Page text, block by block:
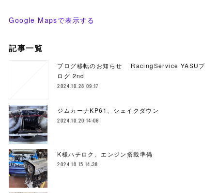
Google Mapsで表示する
記事一覧
ブログ移転のお知らせ RacingService YASUブ
ログ 2nd
2024.10.28 09:17
ジムカーナKP61、シェイクダウン
2024.10.20 14:06
K様ハチロク、エンジン搭載準備
2024.10.15 14:38